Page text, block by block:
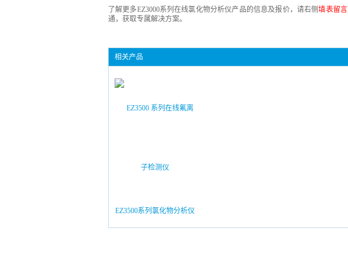
了解更多EZ3000系列在线氯化物分析仪产品的信息及报价，请右侧填表留言
通，获取专属解决方案。
相关产品
EZ3500系列氯化物分析仪